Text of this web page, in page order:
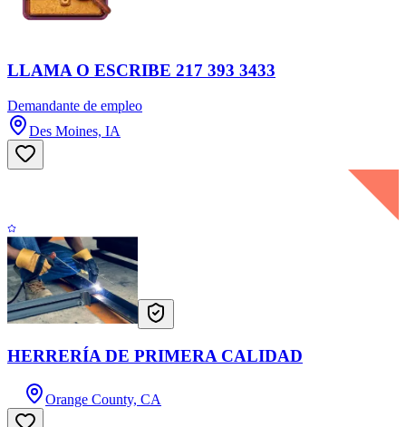
LLAMA O ESCRIBE 217 393 3433
Demandante de empleo
Des Moines, IA
HERRERÍA DE PRIMERA CALIDAD
Orange County, CA